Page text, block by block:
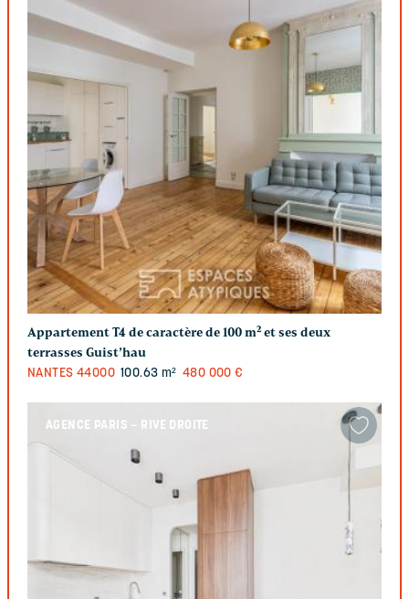
Appartement T4 de caractère de 100 m² et ses deux
terrasses Guist’hau
NANTES 44000 100.63 m² 480 000 €
AGENCE PARIS – RIVE DROITE